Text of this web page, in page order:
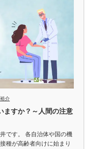
介
ますか？～人間の注意
です。 各自治体や国の機
種が高齢者向けに始まり